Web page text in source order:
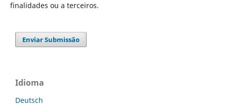
finalidades ou a terceiros.
Enviar Submissão
Idioma
Deutsch